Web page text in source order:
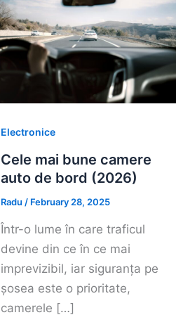
Electronice
Cele mai bune camere
auto de bord (2026)
Radu / February 28, 2025
Într-o lume în care traficul
devine din ce în ce mai
imprevizibil, iar siguranța pe
șosea este o prioritate,
camerele […]